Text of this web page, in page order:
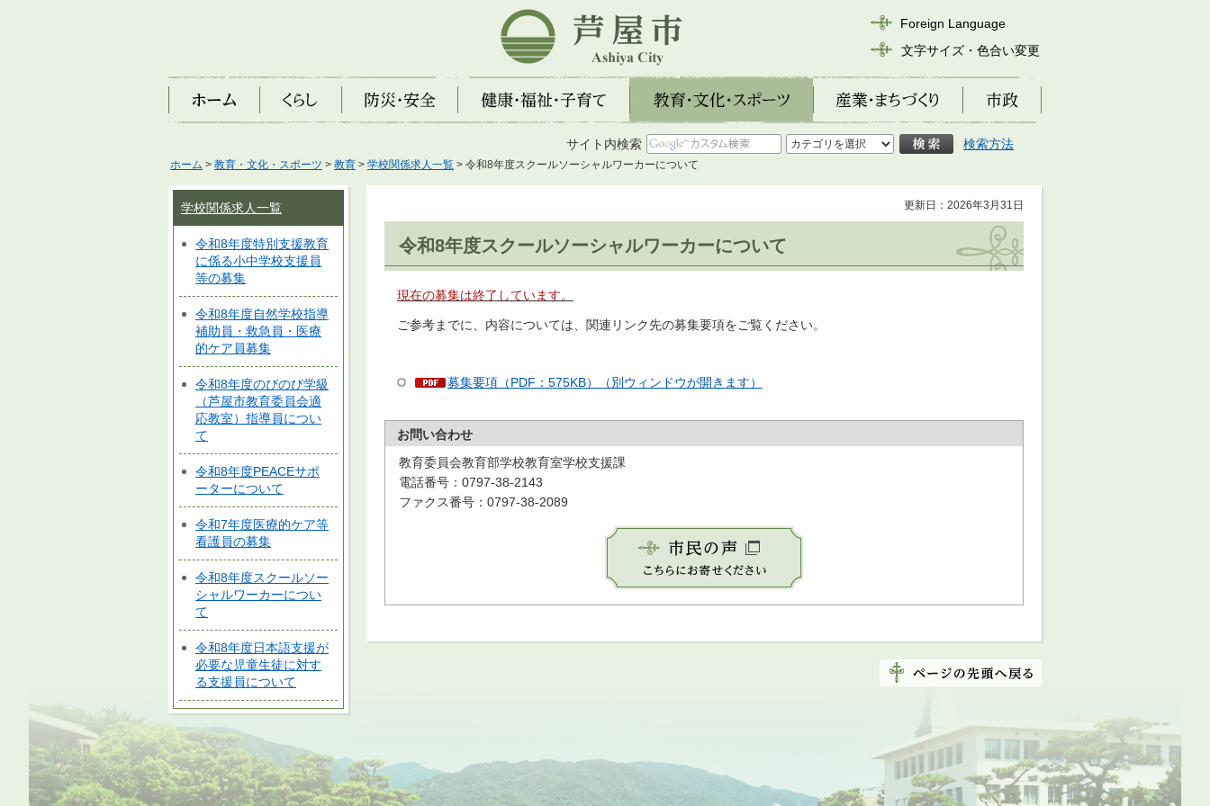
芦屋市
Foreign Language
文字サイズ・色合い変更
ホーム くらし 防災・安全 健康・福祉・子育て 教育・文化・スポーツ 産業・まちづくり 市政
サイト内検索 検索方法
ホーム > 教育・文化・スポーツ > 教育 > 学校関係求人一覧 > 令和8年度スクールソーシャルワーカーについて
学校関係求人一覧
令和8年度特別支援教育
に係る小中学校支援員
等の募集
令和8年度自然学校指導
補助員・救急員・医療
的ケア員募集
令和8年度のびのび学級
（芦屋市教育委員会適
応教室）指導員につい
て
令和8年度PEACEサポ
ーターについて
令和7年度医療的ケア等
看護員の募集
令和8年度スクールソー
シャルワーカーについ
て
令和8年度日本語支援が
必要な児童生徒に対す
る支援員について
更新日：2026年3月31日
令和8年度スクールソーシャルワーカーについて
現在の募集は終了しています。
ご参考までに、内容については、関連リンク先の募集要項をご覧ください。
募集要項（PDF：575KB）（別ウィンドウが開きます）
お問い合わせ
教育委員会教育部学校教育室学校支援課
電話番号：0797-38-2143
ファクス番号：0797-38-2089